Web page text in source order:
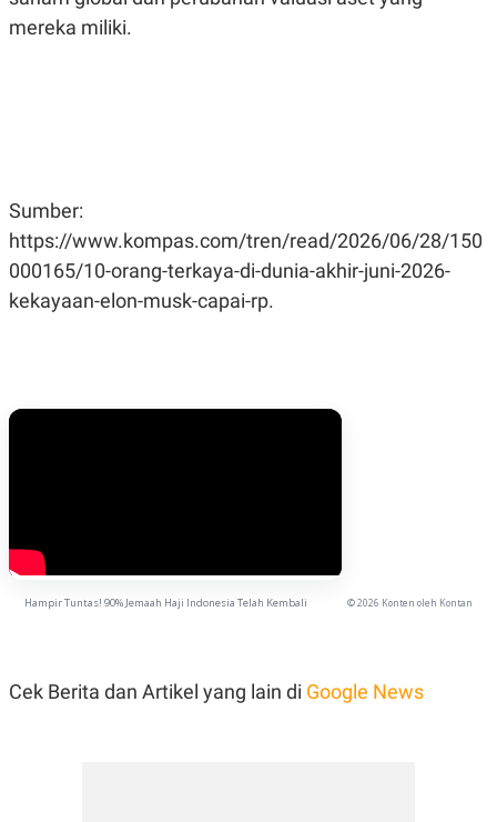
mereka miliki.
Sumber:
https://www.kompas.com/tren/read/2026/06/28/150
000165/10-orang-terkaya-di-dunia-akhir-juni-2026-
kekayaan-elon-musk-capai-rp.
Hampir Tuntas! 90% Jemaah Haji Indonesia Telah Kembali © 2026 Konten oleh Kontan
Cek Berita dan Artikel yang lain di Google News